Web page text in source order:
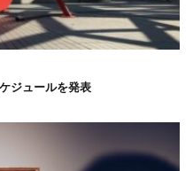
ジュールを発表